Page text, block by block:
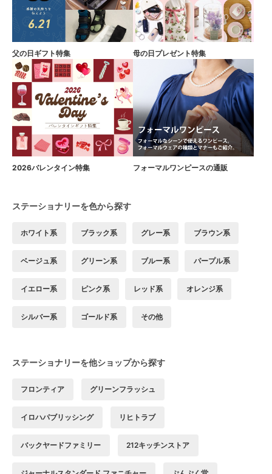
父の日ギフト特集 母の日プレゼント特集
2026バレンタイン特集 フォーマルワンピースの通販
ステーショナリーを色から探す
ホワイト系 ブラック系 グレー系 ブラウン系
ベージュ系 グリーン系 ブルー系 パープル系
イエロー系 ピンク系 レッド系 オレンジ系
シルバー系 ゴールド系 その他
ステーショナリーを他ショップから探す
フロンティア グリーンフラッシュ
イロハパブリッシング リヒトラブ
バックヤードファミリー 212キッチンストア